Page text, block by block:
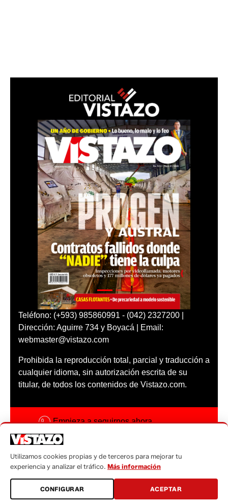
Teléfono: (+593) 985860991 - (042) 2327200 |
Dirección: Aguirre 734 y Boyacá | Email:
webmaster@vistazo.com
Prohibida la reproducción total, parcial y traducción a
cualquier idioma, sin autorización escrita de su
titular, de todos los contenidos de Vistazo.com.
Empieza a seguirnos ahora
Código ética
Sugerencias a:
sugerencias@vistazo.com
Utilizamos cookies propias y de terceros para mejorar tu
experiencia y analizar el tráfico. Más información
CONFIGURAR ACEPTAR